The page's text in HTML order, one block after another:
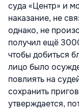
суда «Центр» и
наказание, не
однако, не
получил ещё
чтобы добиться
лицо было
повлиять на
сохранить
утверждается,